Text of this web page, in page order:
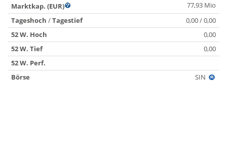
Marktkap. (EUR)
77,93 Mio
Tageshoch /Tagestief
0,00 / 0,00
52 W. Hoch
0,00
52 W. Tief
0,00
52 W. Perf.
Börse
SIN